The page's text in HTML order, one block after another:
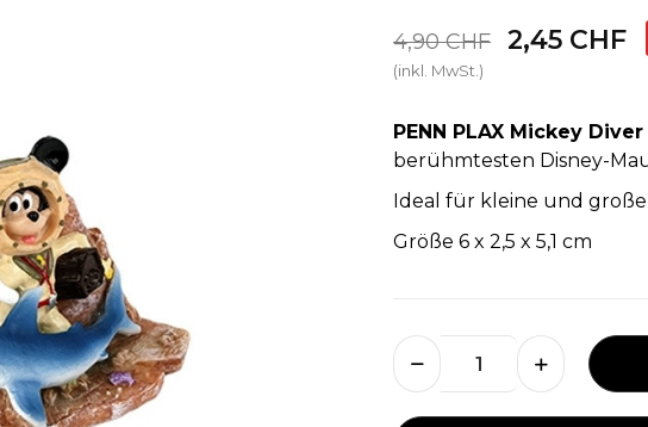
4,90 CHF 2,45 CHF
(inkl. MwSt.)
PENN PLAX Mickey Diver
berühmtesten Disney-
Ideal für kleine und große
Größe 6 x 2,5 x 5,1 cm